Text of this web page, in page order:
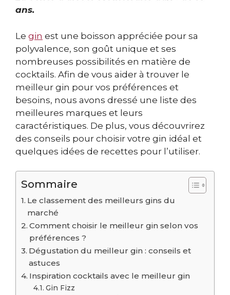
ans.
Le gin est une boisson appréciée pour sa
polyvalence, son goût unique et ses
nombreuses possibilités en matière de
cocktails. Afin de vous aider à trouver le
meilleur gin pour vos préférences et
besoins, nous avons dressé une liste des
meilleures marques et leurs
caractéristiques. De plus, vous découvrirez
des conseils pour choisir votre gin idéal et
quelques idées de recettes pour l’utiliser.
Sommaire
Le classement des meilleurs gins du
marché
Comment choisir le meilleur gin selon vos
préférences ?
Dégustation du meilleur gin : conseils et
astuces
Inspiration cocktails avec le meilleur gin
Gin Fizz